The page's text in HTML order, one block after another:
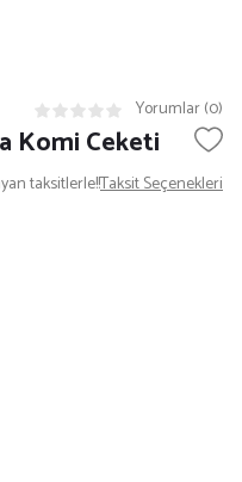
Yorumlar (0)
Komi Ceketi
taksitlerle!!Taksit Seçenekleri